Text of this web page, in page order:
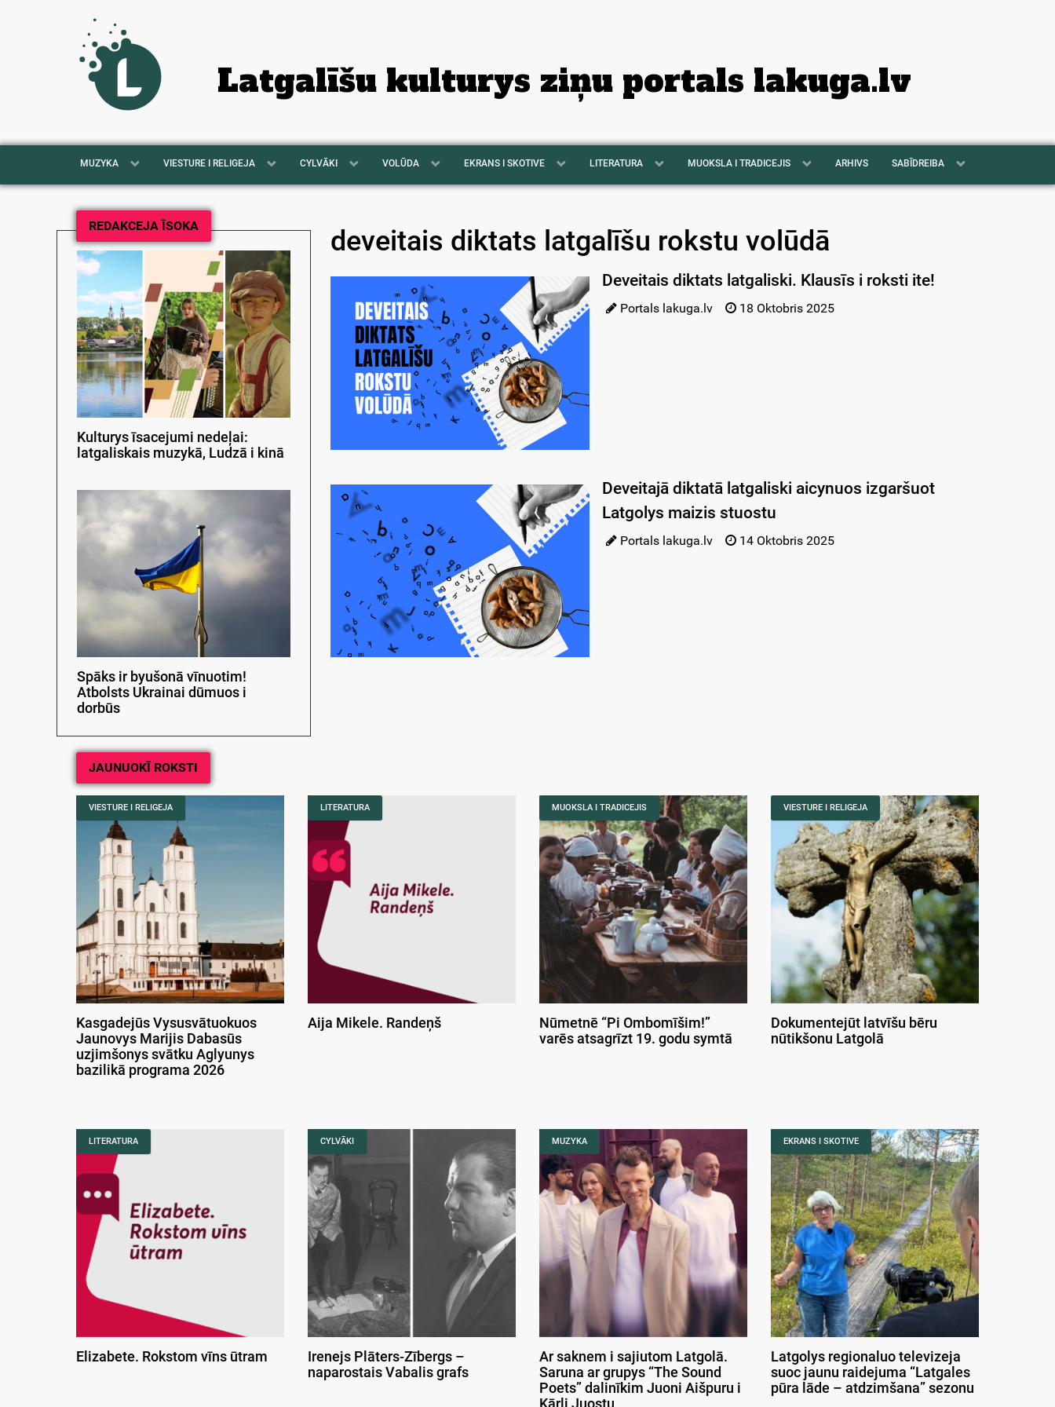
Latgalīšu kulturys ziņu portals lakuga.lv
MUZYKA VIESTURE I RELIGEJA CYLVĀKI VOLŪDA EKRANS I SKOTIVE LITERATURA MUOKSLA I TRADICEJIS ARHIVS SABĪDREIBA
REDAKCEJA ĪSOKA
Kulturys īsacejumi nedeļai:
latgaliskais muzykā, Ludzā i kinā
Spāks ir byušonā vīnuotim!
Atbolsts Ukrainai dūmuos i
dorbūs
deveitais diktats latgalīšu rokstu volūdā
Deveitais diktats latgaliski. Klausīs i roksti ite!
Portals lakuga.lv 18 Oktobris 2025
Deveitajā diktatā latgaliski aicynuos izgaršuot
Latgolys maizis stuostu
Portals lakuga.lv 14 Oktobris 2025
JAUNUOKĪ ROKSTI
VIESTURE I RELIGEJA
Kasgadejūs Vysusvātuokuos
Jaunovys Marijis Dabasūs
uzjimšonys svātku Aglyunys
bazilikā programa 2026
LITERATURA
Aija Mikele. Randeņš
MUOKSLA I TRADICEJIS
Nūmetnē “Pi Ombomīšim!”
varēs atsagrīzt 19. godu symtā
VIESTURE I RELIGEJA
Dokumentejūt latvīšu bēru
nūtikšonu Latgolā
LITERATURA
Elizabete. Rokstom vīns ūtram
CYLVĀKI
Irenejs Plāters-Zībergs –
naparostais Vabalis grafs
MUZYKA
Ar saknem i sajiutom Latgolā.
Saruna ar grupys “The Sound
Poets” dalinīkim Juoni Aišpuru i
Kārli Juostu
EKRANS I SKOTIVE
Latgolys regionaluo televizeja
suoc jaunu raidejuma “Latgales
pūra lāde – atdzimšana” sezonu